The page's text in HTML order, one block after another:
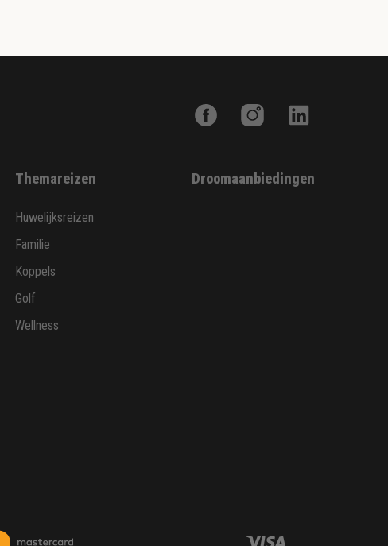
Themareizen
Huwelijksreizen
Familie
Koppels
Golf
Wellness
Droomaanbiedingen